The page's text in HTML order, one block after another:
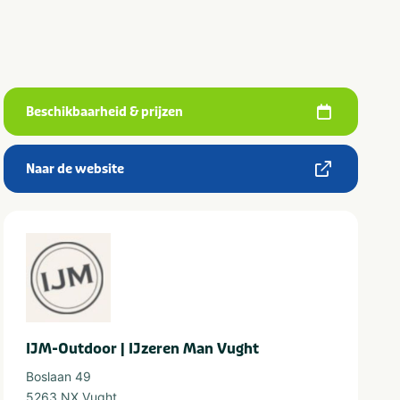
Beschikbaarheid & prijzen
Naar de website
IJM-Outdoor | IJzeren Man Vught
Boslaan 49
5263 NX Vught